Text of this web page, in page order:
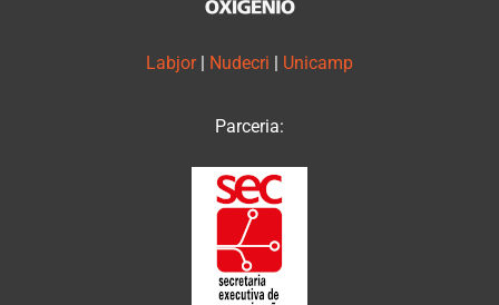
Labjor | Nudecri | Unicamp
Parceria: